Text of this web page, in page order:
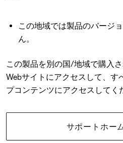
この地域では製品のバージ
ん。
この製品を別の国/地域で購入
Webサイトにアクセスして、す
プコンテンツにアクセスしてく
サポートホー